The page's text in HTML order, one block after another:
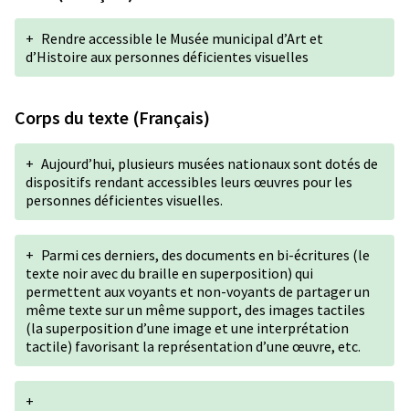
+ Rendre accessible le Musée municipal d’Art et
d’Histoire aux personnes déficientes visuelles
Corps du texte (Français)
+ Aujourd’hui, plusieurs musées nationaux sont dotés de
dispositifs rendant accessibles leurs œuvres pour les
personnes déficientes visuelles.
+ Parmi ces derniers, des documents en bi-écritures (le
texte noir avec du braille en superposition) qui
permettent aux voyants et non-voyants de partager un
même texte sur un même support, des images tactiles
(la superposition d’une image et une interprétation
tactile) favorisant la représentation d’une œuvre, etc.
+